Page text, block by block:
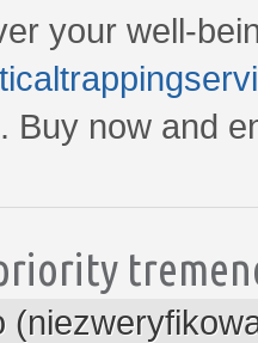
your well-
Buy now and